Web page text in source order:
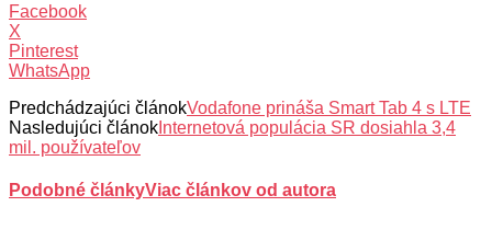
Facebook
X
Pinterest
WhatsApp
Predchádzajúci článokVodafone prináša Smart Tab 4 s LTE
Nasledujúci článok Internetová populácia SR dosiahla 3,4
mil. používateľov
Podobné článkyViac článkov od autora